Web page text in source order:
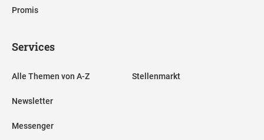
Promis
Services
Alle Themen von A-Z
Newsletter
Messenger
Stellenmarkt